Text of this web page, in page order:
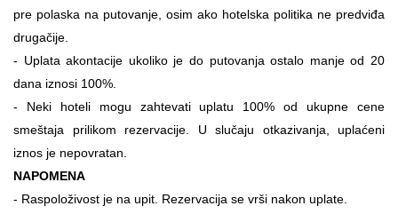
pre polaska na putovanje, osim ako hotelska politika ne predviđa
drugačije.
- Uplata akontacije ukoliko je do putovanja ostalo manje od 20
dana iznosi 100%.
- Neki hoteli mogu zahtevati uplatu 100% od ukupne cene
smeštaja prilikom rezervacije. U slučaju otkazivanja, uplaćeni
iznos je nepovratan.
NAPOMENA
- Raspoloživost je na upit. Rezervacija se vrši nakon uplate.